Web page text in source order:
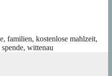
, familien, kostenlose mahlzeit,
spende, wittenau